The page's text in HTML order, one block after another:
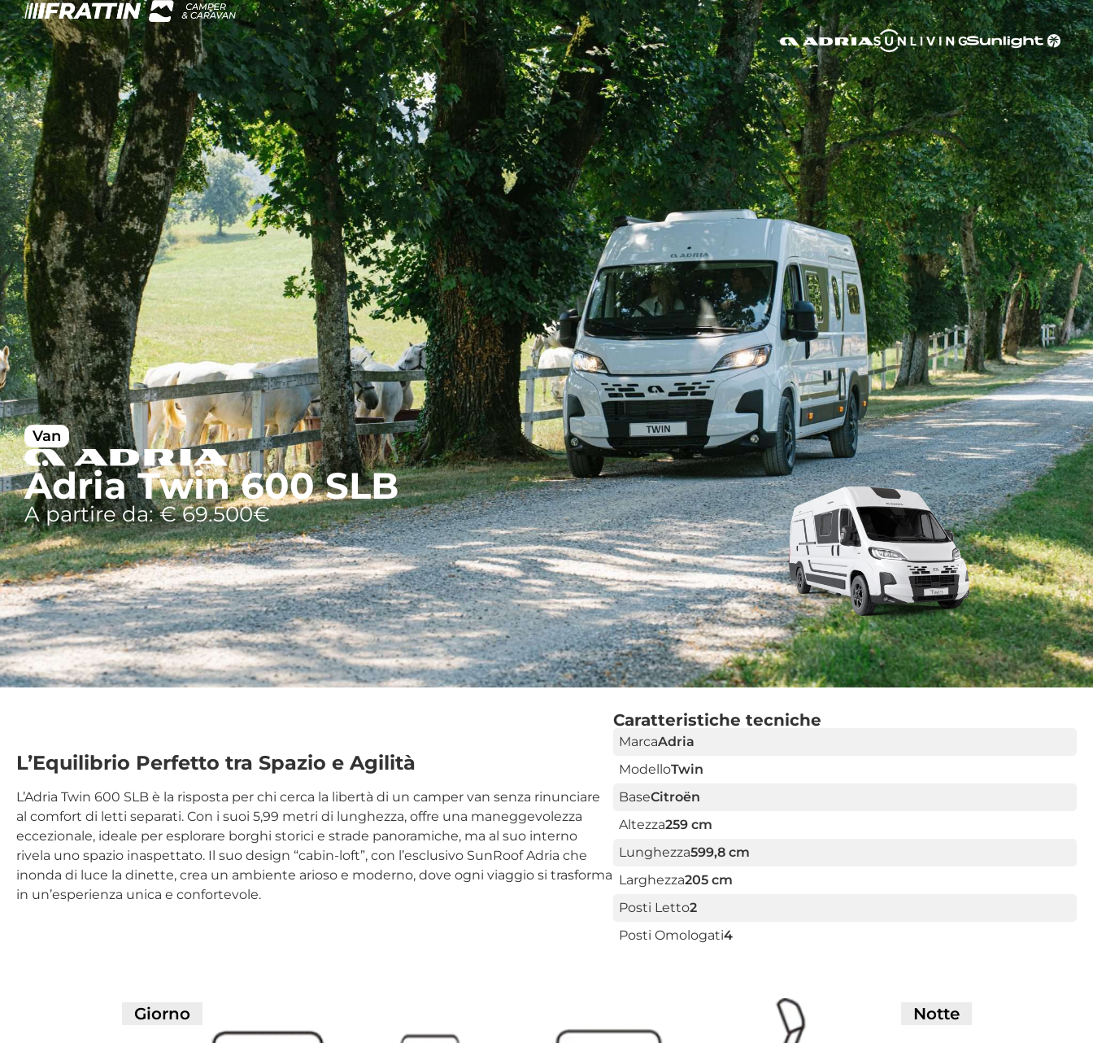
Van
Adria Twin 600 SLB
A partire da: € 69.500€
L’Equilibrio Perfetto tra Spazio e Agilità
L’Adria Twin 600 SLB è la risposta per chi cerca la libertà di un camper van senza rinunciare
al comfort di letti separati. Con i suoi 5,99 metri di lunghezza, offre una maneggevolezza
eccezionale, ideale per esplorare borghi storici e strade panoramiche, ma al suo interno
rivela uno spazio inaspettato. Il suo design “cabin-loft”, con l’esclusivo SunRoof Adria che
inonda di luce la dinette, crea un ambiente arioso e moderno, dove ogni viaggio si trasforma
in un’esperienza unica e confortevole.
Caratteristiche tecniche
MarcaAdria
ModelloTwin
BaseCitroën
Altezza259 cm
Lunghezza599,8 cm
Larghezza205 cm
Posti Letto2
Posti Omologati4
Giorno Notte